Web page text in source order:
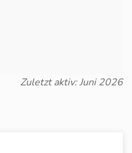
Zuletzt aktiv: Juni 2026